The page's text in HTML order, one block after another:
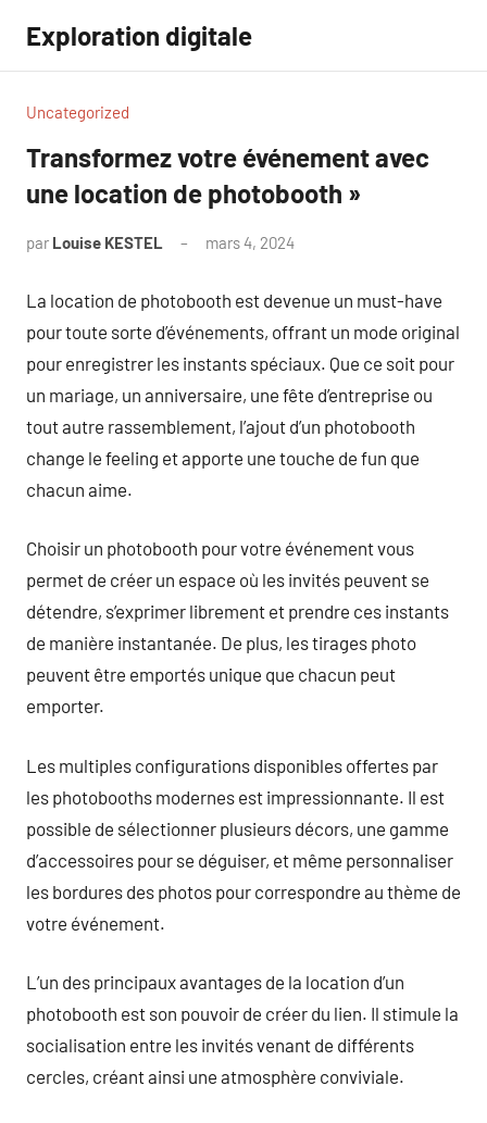
contenu
Exploration digitale
Uncategorized
Transformez votre événement avec
une location de photobooth »
par Louise KESTEL mars 4, 2024
La location de photobooth est devenue un must-have
pour toute sorte d’événements, offrant un mode original
pour enregistrer les instants spéciaux. Que ce soit pour
un mariage, un anniversaire, une fête d’entreprise ou
tout autre rassemblement, l’ajout d’un photobooth
change le feeling et apporte une touche de fun que
chacun aime.
Choisir un photobooth pour votre événement vous
permet de créer un espace où les invités peuvent se
détendre, s’exprimer librement et prendre ces instants
de manière instantanée. De plus, les tirages photo
peuvent être emportés unique que chacun peut
emporter.
Les multiples configurations disponibles offertes par
les photobooths modernes est impressionnante. Il est
possible de sélectionner plusieurs décors, une gamme
d’accessoires pour se déguiser, et même personnaliser
les bordures des photos pour correspondre au thème de
votre événement.
L’un des principaux avantages de la location d’un
photobooth est son pouvoir de créer du lien. Il stimule la
socialisation entre les invités venant de différents
cercles, créant ainsi une atmosphère conviviale.